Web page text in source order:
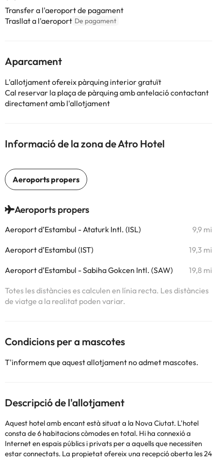
Transfer a l'aeroport de pagament
Trasllat a l'aeroport De pagament
Aparcament
L'allotjament ofereix pàrquing interior gratuït
Cal reservar la plaça de pàrquing amb antelació contactant
directament amb l'allotjament
Informació de la zona de Atro Hotel
Aeroports propers
Aeroport d’Estambul - Ataturk Intl. (ISL) 9,9 mi
Aeroport d’Estambul (IST) 19,3 mi
Aeroport d’Estambul - Sabiha Gokcen Intl. (SAW) 19,8 mi
Totes les distàncies es calculen en línia recta. Les distàncies
de viatge a la realitat poden variar.
Condicions per a mascotes
T'informem que aquest allotjament no admet mascotes.
Descripció de l'allotjament
Aquest hotel amb encant està situat a la Nova Ciutat. L'hotel
consta de 6 habitacions còmodes en total. Hi ha connexió a
Internet en espais públics i privats per a aquells que necessiten
estar connectats. La propietat ofereix una recepció oberta les 24